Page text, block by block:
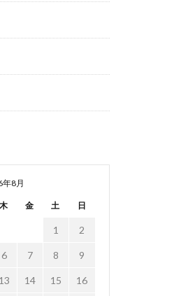
8月
木 金 土 日
1 2
6 7 8 9
13 14 15 16